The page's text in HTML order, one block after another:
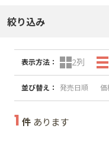
絞り込み
表示方法： 2列
並び替え ： 発売日順 価
1 件 あります